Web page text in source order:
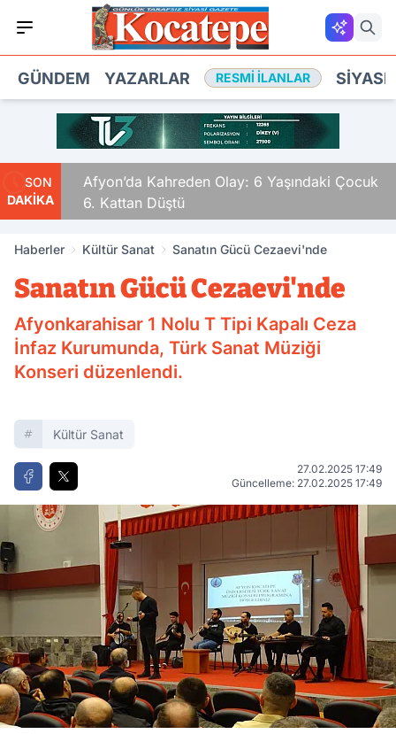
GÜNDEM YAZARLAR RESMI İLANLAR
SON
DAKİKA
Afyon’da Kahreden Olay: 6 Yaşındaki Çocuk
6. Kattan Düştü
Haberler Kültür Sanat Sanatın Gücü Cezaevi'nde
Sanatın Gücü Cezaevi'nde
Afyonkarahisar 1 Nolu T Tipi Kapalı Ceza
İnfaz Kurumunda, Türk Sanat Müziği
Konseri düzenlendi.
Kültür Sanat
27.02.2025 17:49
Güncelleme: 27.02.2025 17:49